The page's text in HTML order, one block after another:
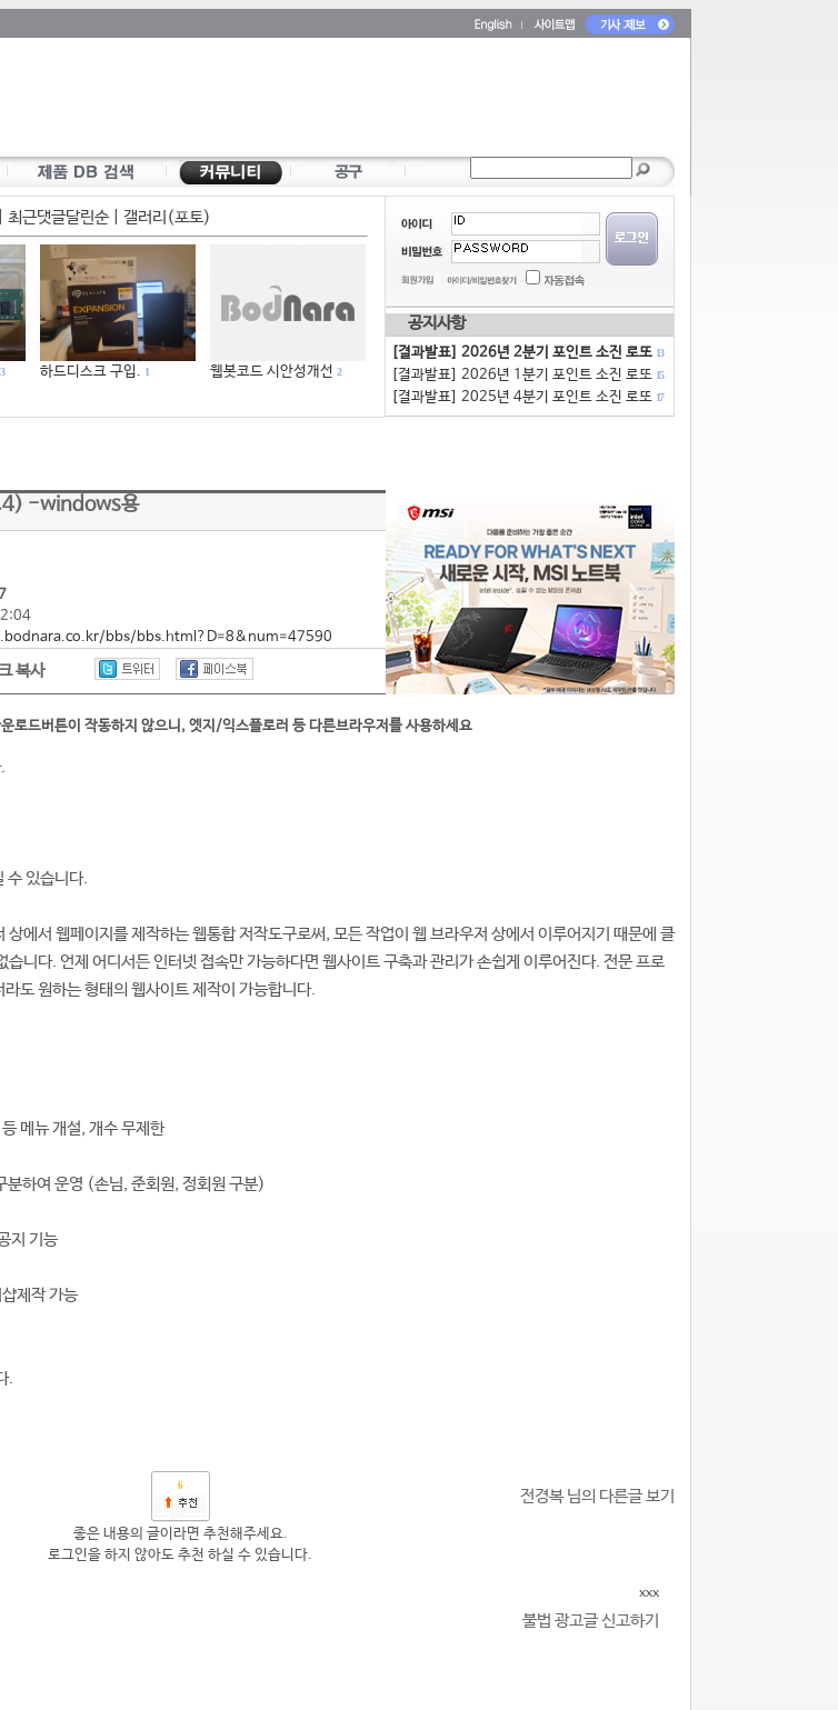
최근댓글달린순| 갤러리(포토)
3 하드디스크 구입. 1 웹봇코드 시안성개선 2
공지사항
[결과발표] 2026년 2분기 포인트 소진 로또 13
[결과발표] 2026년 1분기 포인트 소진 로또 15
[결과발표] 2025년 4분기 포인트 소진 로또 17
-windows용
7
bbs/bbs.html?D=8&num=47590
복사
로드버튼이 작동하지 않으니, 엣지/익스플로러 등 다른브라우저를 사용하세요
있습니다.
상에서 웹페이지를 제작하는 웹통합 저작도구로써, 모든 작업이 웹 브라우저 상에서 이루어지기 때문에 클
니다. 언제 어디서든 인터넷 접속만 가능하다면 웹사이트 구축과 관리가 손쉽게 이루어진다. 전문 프로
도 원하는 형태의 웹사이트 제작이 가능합니다.
메뉴 개설, 개수 무제한
하여 운영 (손님, 준회원, 정회원 구분)
지 기능
제작 가능
.
6
전경복 님의 다른글 보기
좋은 내용의 글이라면 추천해주세요.
로그인을 하지 않아도 추천 하실 수 있습니다.
xxx
불법 광고글 신고하기